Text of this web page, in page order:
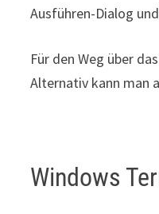
Ausführen-Dialog
Für den Weg über
Alternativ kann man
Windows